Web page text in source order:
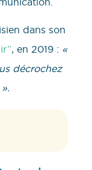
dans son
, en 2019 : «
décrochez